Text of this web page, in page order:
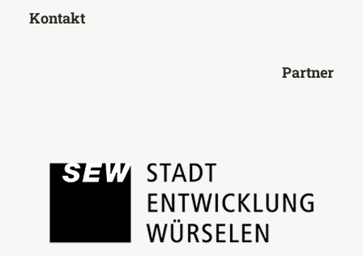
Kontakt
Partner